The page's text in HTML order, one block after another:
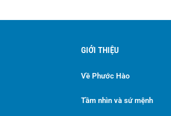
GIỚI THIỆU
Về Phước Hào
Tầm nhìn và sứ mệnh